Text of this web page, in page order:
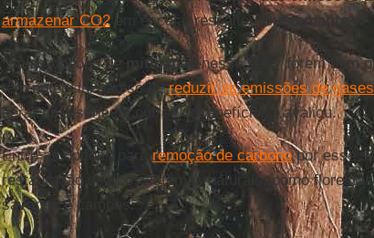
armazenar CO2em escala, ressaltou Bustamante.
“Se as opções de mitigação nesse setor forem bem
têm potencial não só dereduzir as emissões de
gerar uma série de outros cobenefícios”, avaliou.
Entre as opções para remoção de carbonopor esse
restauração de ecossistemas naturais, como
savanas e campos.